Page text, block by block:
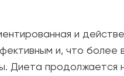
и
и, что
Диета продолжается